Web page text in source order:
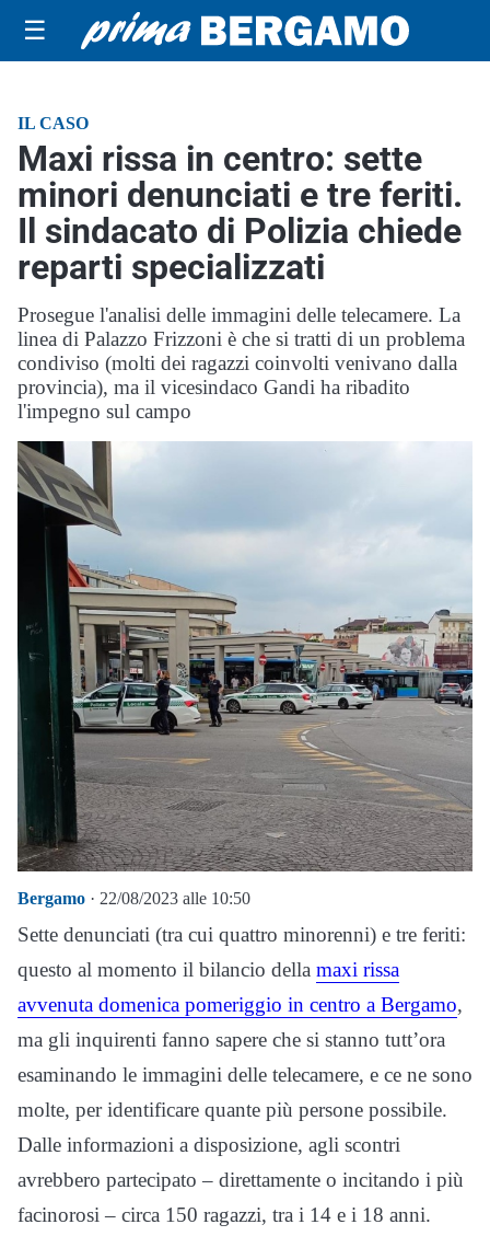
☰
IL CASO
Maxi rissa in centro: sette
minori denunciati e tre feriti.
Il sindacato di Polizia chiede
reparti specializzati
Prosegue l'analisi delle immagini delle telecamere. La
linea di Palazzo Frizzoni è che si tratti di un problema
condiviso (molti dei ragazzi coinvolti venivano dalla
provincia), ma il vicesindaco Gandi ha ribadito
l'impegno sul campo
Bergamo · 22/08/2023 alle 10:50
Sette denunciati (tra cui quattro minorenni) e tre feriti:
questo al momento il bilancio della maxi rissa
avvenuta domenica pomeriggio in centro a Bergamo,
ma gli inquirenti fanno sapere che si stanno tutt’ora
esaminando le immagini delle telecamere, e ce ne sono
molte, per identificare quante più persone possibile.
Dalle informazioni a disposizione, agli scontri
avrebbero partecipato – direttamente o incitando i più
facinorosi – circa 150 ragazzi, tra i 14 e i 18 anni.